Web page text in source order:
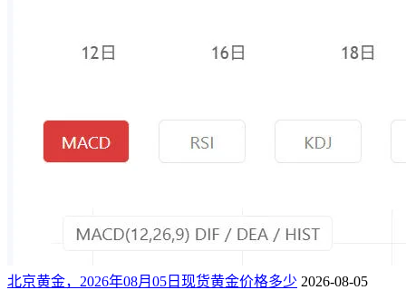
北京黄金，2026年08月05日现货黄金价格多少 2026-08-05